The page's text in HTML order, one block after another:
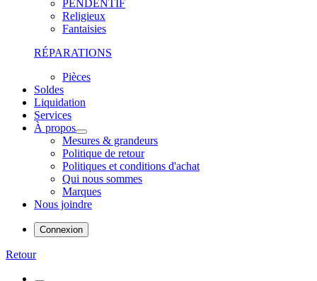
PENDENTIF
Religieux
Fantaisies
RÉPARATIONS
Pièces
Soldes
Liquidation
Services
À propos
Mesures & grandeurs
Politique de retour
Politiques et conditions d'achat
Qui nous sommes
Marques
Nous joindre
Connexion
Retour